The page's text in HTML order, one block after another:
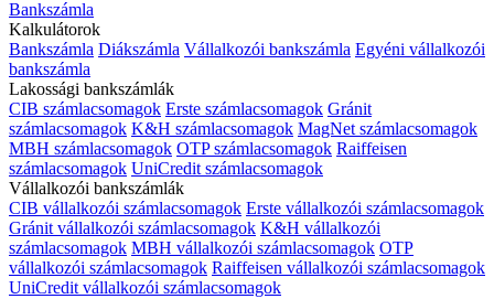
Bankszámla
Kalkulátorok
Bankszámla Diákszámla Vállalkozói bankszámla Egyéni vállalkozói
bankszámla
Lakossági bankszámlák
CIB számlacsomagok Erste számlacsomagok Gránit
számlacsomagok K&H számlacsomagok MagNet számlacsomagok
MBH számlacsomagok OTP számlacsomagok Raiffeisen
számlacsomagok UniCredit számlacsomagok
Vállalkozói bankszámlák
CIB vállalkozói számlacsomagok Erste vállalkozói számlacsomagok
Gránit vállalkozói számlacsomagok K&H vállalkozói
számlacsomagok MBH vállalkozói számlacsomagok OTP
vállalkozói számlacsomagok Raiffeisen vállalkozói számlacsomagok
UniCredit vállalkozói számlacsomagok